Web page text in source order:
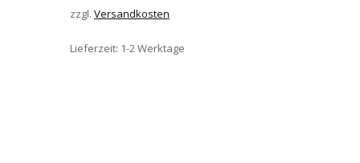
zzgl. Versandkosten
Lieferzeit: 1-2 Werktage